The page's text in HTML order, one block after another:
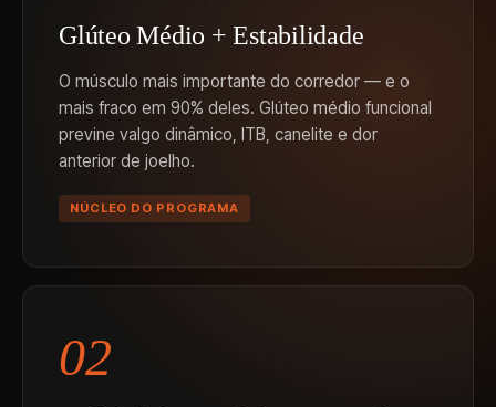
Glúteo Médio + Estabilidade
O músculo mais importante do corredor — e o
mais fraco em 90% deles. Glúteo médio funcional
previne valgo dinâmico, ITB, canelite e dor
anterior de joelho.
NÚCLEO DO PROGRAMA
02